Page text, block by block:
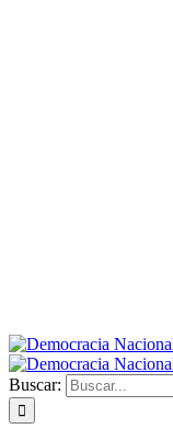
Buscar: